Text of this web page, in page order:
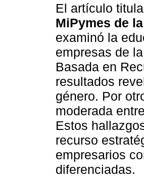
El artículo
MiPymes de
examinó la
empresas de
Basada en
resultados
género. Por
moderada
Estos
recurso
empresarios
diferenciadas.